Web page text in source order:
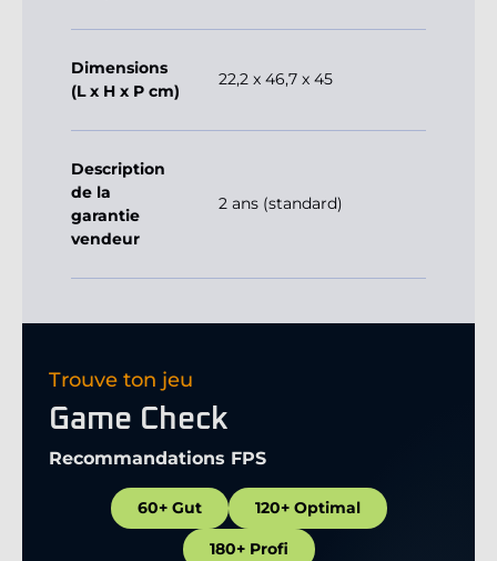
Dimensions
(L x H x P cm)
22,2 x 46,7 x 45
Description
de la
garantie
vendeur
2 ans (standard)
Trouve ton jeu
Game Check
Recommandations FPS
60+ Gut 120+ Optimal
180+ Profi